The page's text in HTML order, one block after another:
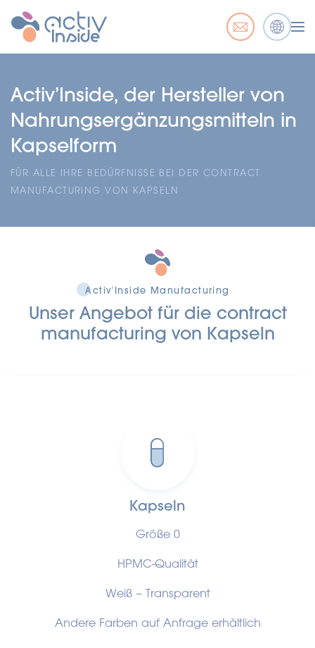
Activ’Inside, der Hersteller von
Nahrungsergänzungsmitteln in
Kapselform
FÜR ALLE IHRE BEDÜRFNISSE BEI DER CONTRACT
MANUFACTURING VON KAPSELN
Unser Angebot für die contract
manufacturing von Kapseln
Activ'Inside Manufacturing
Kapseln
Größe 0
HPMC-Qualität
Weiß – Transparent
Andere Farben auf Anfrage erhältlich